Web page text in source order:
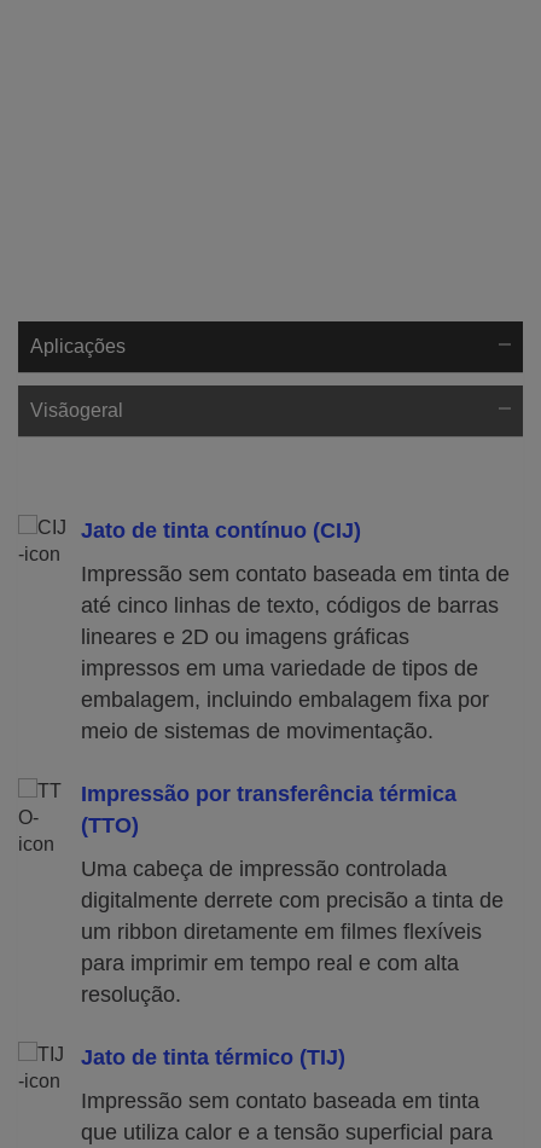
Aplicações
Visãogeral
Jato de tinta contínuo (CIJ)
Impressão sem contato baseada em tinta de
até cinco linhas de texto, códigos de barras
lineares e 2D ou imagens gráficas
impressos em uma variedade de tipos de
embalagem, incluindo embalagem fixa por
meio de sistemas de movimentação.
Impressão por transferência térmica
(TTO)
Uma cabeça de impressão controlada
digitalmente derrete com precisão a tinta de
um ribbon diretamente em filmes flexíveis
para imprimir em tempo real e com alta
resolução.
Jato de tinta térmico (TIJ)
Impressão sem contato baseada em tinta
que utiliza calor e a tensão superficial para